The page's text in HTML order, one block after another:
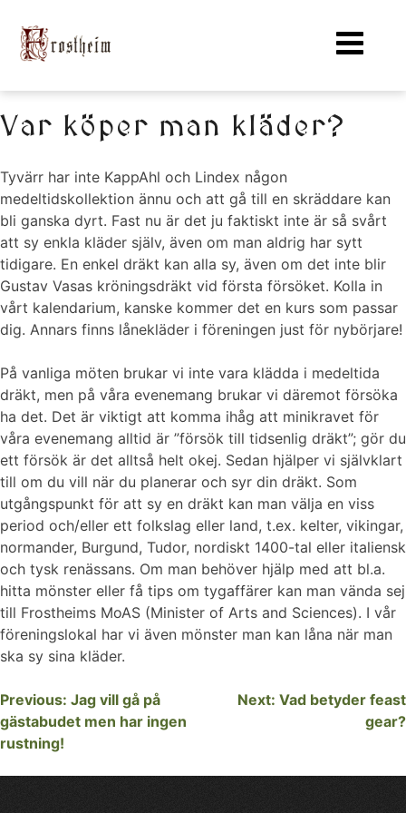
Var köper man kläder?
Tyvärr har inte KappAhl och Lindex någon
medeltidskollektion ännu och att gå till en skräddare kan
bli ganska dyrt. Fast nu är det ju faktiskt inte är så svårt
att sy enkla kläder själv, även om man aldrig har sytt
tidigare. En enkel dräkt kan alla sy, även om det inte blir
Gustav Vasas kröningsdräkt vid första försöket. Kolla in
vårt kalendarium, kanske kommer det en kurs som passar
dig. Annars finns lånekläder i föreningen just för nybörjare!
På vanliga möten brukar vi inte vara klädda i medeltida
dräkt, men på våra evenemang brukar vi däremot försöka
ha det. Det är viktigt att komma ihåg att minikravet för
våra evenemang alltid är ”försök till tidsenlig dräkt”; gör du
ett försök är det alltså helt okej. Sedan hjälper vi självklart
till om du vill när du planerar och syr din dräkt. Som
utgångspunkt för att sy en dräkt kan man välja en viss
period och/eller ett folkslag eller land, t.ex. kelter, vikingar,
normander, Burgund, Tudor, nordiskt 1400-tal eller italiensk
och tysk renässans. Om man behöver hjälp med att bl.a.
hitta mönster eller få tips om tygaffärer kan man vända sej
till Frostheims MoAS (Minister of Arts and Sciences). I vår
föreningslokal har vi även mönster man kan låna när man
ska sy sina kläder.
Inläggsnavigering
Previous: Jag vill gå på
gästabudet men har ingen
rustning!
Next: Vad betyder feast
gear?